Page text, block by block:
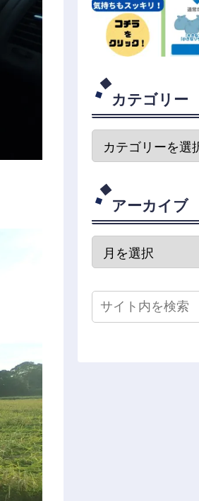
カテゴリー
アーカイブ